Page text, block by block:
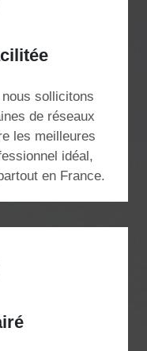
sollicitons
de réseaux
les meilleures
idéal,
en France.